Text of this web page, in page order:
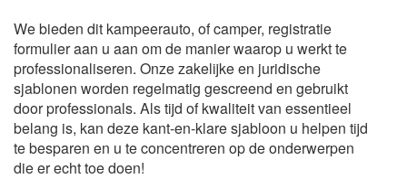
We bieden dit kampeerauto, of camper, registratie
formulier aan u aan om de manier waarop u werkt te
professionaliseren. Onze zakelijke en juridische
sjablonen worden regelmatig gescreend en gebruikt
door professionals. Als tijd of kwaliteit van essentieel
belang is, kan deze kant-en-klare sjabloon u helpen tijd
te besparen en u te concentreren op de onderwerpen
die er echt toe doen!